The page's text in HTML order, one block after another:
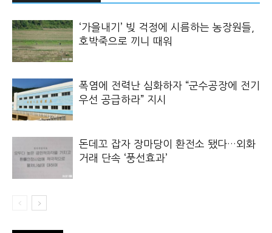
‘가을내기’ 빚 걱정에 시름하는 농장원들,
호박죽으로 끼니 때워
폭염에 전력난 심화하자 “군수공장에 전기
우선 공급하라” 지시
돈데꼬 잡자 장마당이 환전소 됐다…외화
거래 단속 ‘풍선효과’